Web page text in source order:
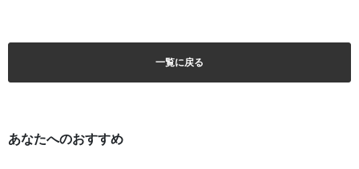
一覧に戻る
あなたへのおすすめ